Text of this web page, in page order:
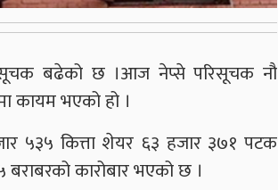
बढेको छ ।आज नेप्से परिसूचक नौ
कायम भएको हो ।
५३५ कित्ता शेयर ६३ हजार ३७१ पटक
कारोबार भएको छ ।